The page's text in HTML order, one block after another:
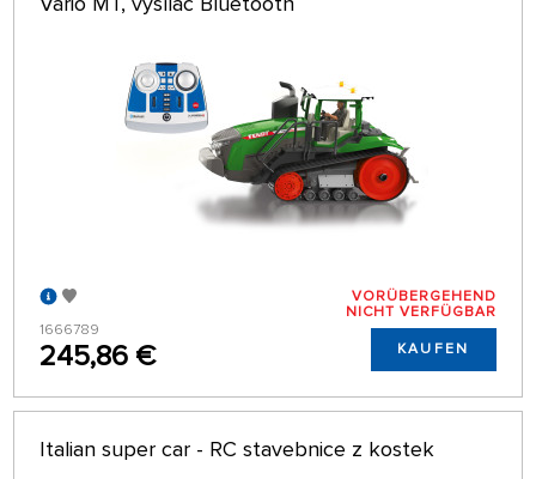
1666789
245,86 €
VORÜBERGEHEND
NICHT VERFÜGBAR
KAUFEN
Italian super car - RC stavebnice z kostek